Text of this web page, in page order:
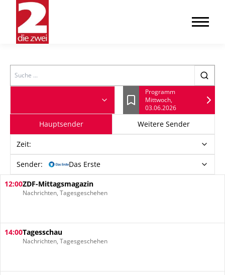
Search
Lesezeichen
Programm
Mittwoch,
03.06.2026
Hauptsender Weitere Sender
Zeit:
Sender: Das Erste
12:00ZDF-Mittagsmagazin
Nachrichten, Tagesgeschehen
14:00Tagesschau
Nachrichten, Tagesgeschehen